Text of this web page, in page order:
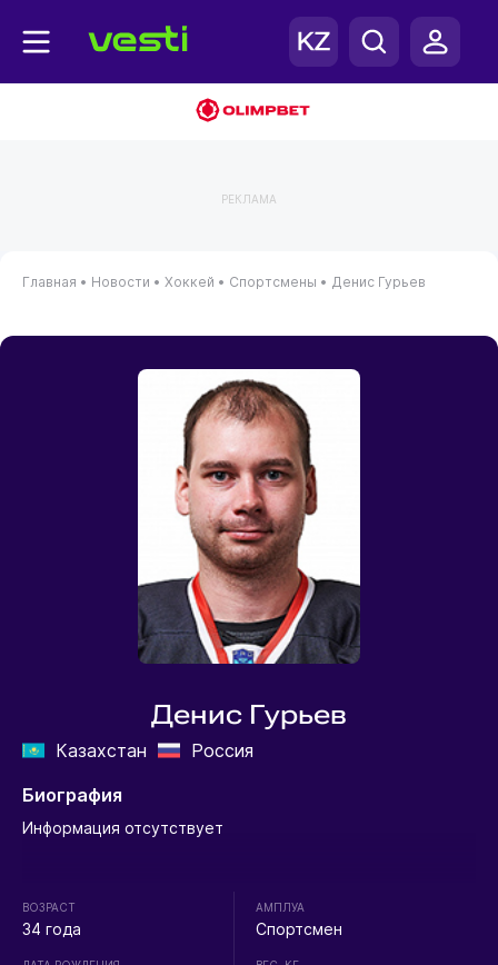
РЕКЛАМА
Главная • Новости • Хоккей • Спортсмены • Денис Гурьев
Денис Гурьев
Казахстан
Россия
Биография
Информация отсутствует
ВОЗРАСТ
34 года
АМПЛУА
Спортсмен